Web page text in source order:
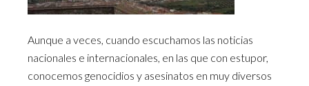
Aunque a veces, cuando escuchamos las noticias
nacionales e internacionales, en las que con estupor,
conocemos genocidios y asesinatos en muy diversos